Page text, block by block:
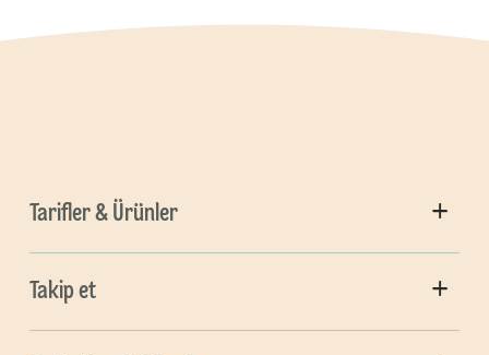
Tarifler & Ürünler
Takip et